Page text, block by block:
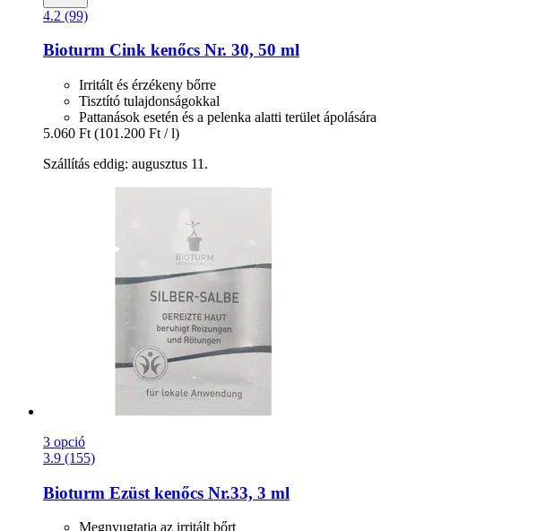
4.2 (99)
Bioturm Cink kenőcs Nr. 30, 50 ml
Irritált és érzékeny bőrre
Tisztító tulajdonságokkal
Pattanások esetén és a pelenka alatti terület ápolására
5.060 Ft (101.200 Ft / l)
Szállítás eddig: augusztus 11.
3 opció
3.9 (155)
Bioturm Ezüst kenőcs Nr.33, 3 ml
Megnyugtatja az irritált bőrt